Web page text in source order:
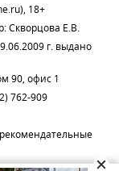
18+
Скворцова Е.В.
г. выдано
90, офис 1
762-909